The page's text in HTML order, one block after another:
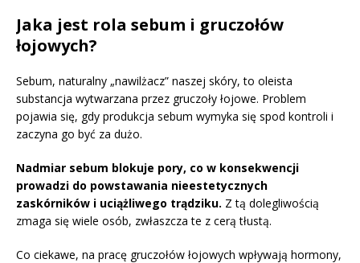
Jaka jest rola sebum i gruczołów
łojowych?
Sebum, naturalny „nawilżacz” naszej skóry, to oleista
substancja wytwarzana przez gruczoły łojowe. Problem
pojawia się, gdy produkcja sebum wymyka się spod kontroli i
zaczyna go być za dużo.
Nadmiar sebum blokuje pory, co w konsekwencji
prowadzi do powstawania nieestetycznych
zaskórników i uciążliwego trądziku. Z tą dolegliwością
zmaga się wiele osób, zwłaszcza te z cerą tłustą.
Co ciekawe, na pracę gruczołów łojowych wpływają hormony,